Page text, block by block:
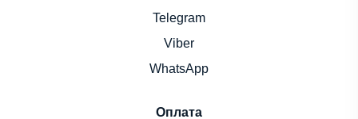
Telegram
Viber
WhatsApp
Оплата